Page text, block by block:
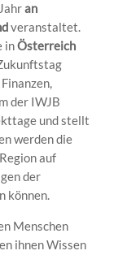
an
veranstaltet.
inÖsterreich
der IWJB
und stellt
werden die
auf
der
können.
Menschen
ihnen Wissen